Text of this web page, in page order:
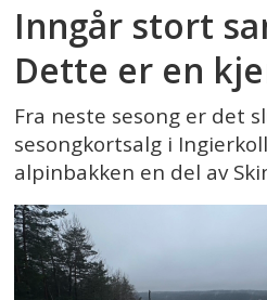
Inngår stort
Dette er en
Fra neste sesong er det
sesongkortsalg i
alpinbakken en del av